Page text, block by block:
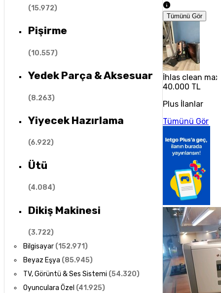
(15.972)
Pişirme
(10.557)
Yedek Parça & Aksesuar
(8.263)
Yiyecek Hazırlama
(6.922)
Ütü
(4.084)
Dikiş Makinesi
(3.722)
Bilgisayar (152.971)
Beyaz Eşya (85.945)
TV, Görüntü & Ses Sistemi (54.320)
Oyunculara Özel (41.925)
Tümünü Gör
İhlas clean
40.000 TL
Plus İlanlar
Tümünü Gör